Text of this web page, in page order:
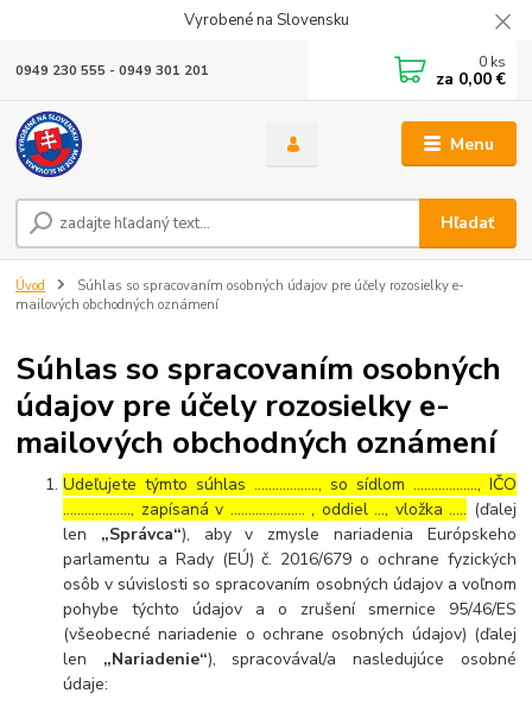
Vyrobené na Slovensku
Menu
Hľadať
0949 230 555 - 0949 301 201 0 ks
za 0,00 €
Úvod
Súhlas so spracovaním osobných údajov pre účely rozosielky e-
mailových obchodných oznámení
Súhlas so spracovaním osobných
údajov pre účely rozosielky e-
mailových obchodných oznámení
Udeľujete týmto súhlas ……………..., so sídlom ………………, IČO
………………., zapísaná v ………………… , oddiel …, vložka ….. (ďalej
len „Správca“), aby v zmysle nariadenia Európskeho
parlamentu a Rady (EÚ) č. 2016/679 o ochrane fyzických
osôb v súvislosti so spracovaním osobných údajov a voľnom
pohybe týchto údajov a o zrušení smernice 95/46/ES
(všeobecné nariadenie o ochrane osobných údajov) (ďalej
len „Nariadenie“), spracovával/a nasledujúce osobné
údaje: